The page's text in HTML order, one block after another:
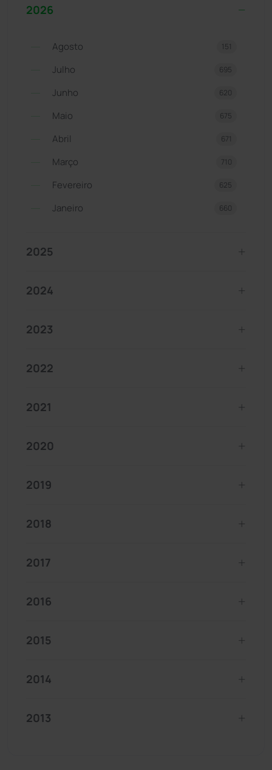
2026
Agosto 151
Julho 695
Junho 620
Maio 675
Abril 671
Março 710
Fevereiro 625
Janeiro 660
2025
2024
2023
2022
2021
2020
2019
2018
2017
2016
2015
2014
2013